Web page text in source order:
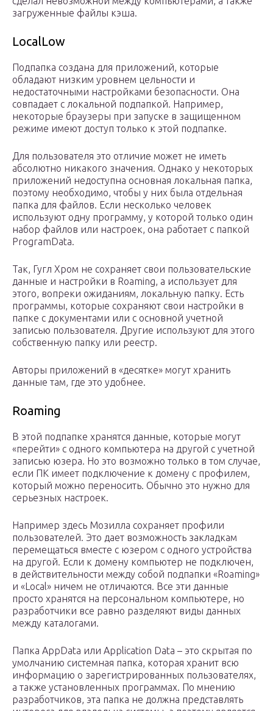
загруженные файлы кэша.
LocalLow
Подпапка создана для приложений, которые
обладают низким уровнем цельности и
недостаточными настройками безопасности. Она
совпадает с локальной подпапкой. Например,
некоторые браузеры при запуске в защищенном
режиме имеют доступ только к этой подпапке.
Для пользователя это отличие может не иметь
абсолютно никакого значения. Однако у некоторых
приложений недоступна основная локальная папка,
поэтому необходимо, чтобы у них была отдельная
папка для файлов. Если несколько человек
используют одну программу, у которой только один
набор файлов или настроек, она работает с папкой
ProgramData.
Так, Гугл Хром не сохраняет свои пользовательские
данные и настройки в Roaming, а использует для
этого, вопреки ожиданиям, локальную папку. Есть
программы, которые сохраняют свои настройки в
папке с документами или с основной учетной
записью пользователя. Другие используют для этого
собственную папку или реестр.
Авторы приложений в «десятке» могут хранить
данные там, где это удобнее.
Roaming
В этой подпапке хранятся данные, которые могут
«перейти» с одного компьютера на другой с учетной
записью юзера. Но это возможно только в том случае,
если ПК имеет подключение к домену с профилем,
который можно переносить. Обычно это нужно для
серьезных настроек.
Например здесь Мозилла сохраняет профили
пользователей. Это дает возможность закладкам
перемещаться вместе с юзером с одного устройства
на другой. Если к домену компьютер не подключен,
в действительности между собой подпапки «Roaming»
и «Local» ничем не отличаются. Все эти данные
просто хранятся на персональном компьютере, но
разработчики все равно разделяют виды данных
между каталогами.
Папка AppData или Application Data – это скрытая по
умолчанию системная папка, которая хранит всю
информацию о зарегистрированных пользователях,
а также установленных программах. По мнению
разработчиков, эта папка не должна представлять